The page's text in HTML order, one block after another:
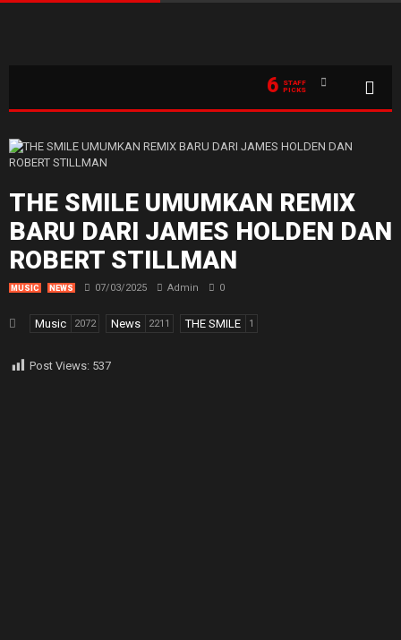
6
STAFF
PICKS
THE SMILE UMUMKAN REMIX
BARU DARI JAMES HOLDEN DAN
ROBERT STILLMAN
MUSIC NEWS 07/03/2025 Admin 0
Music 2072 News 2211 THE SMILE 1
Post Views: 537